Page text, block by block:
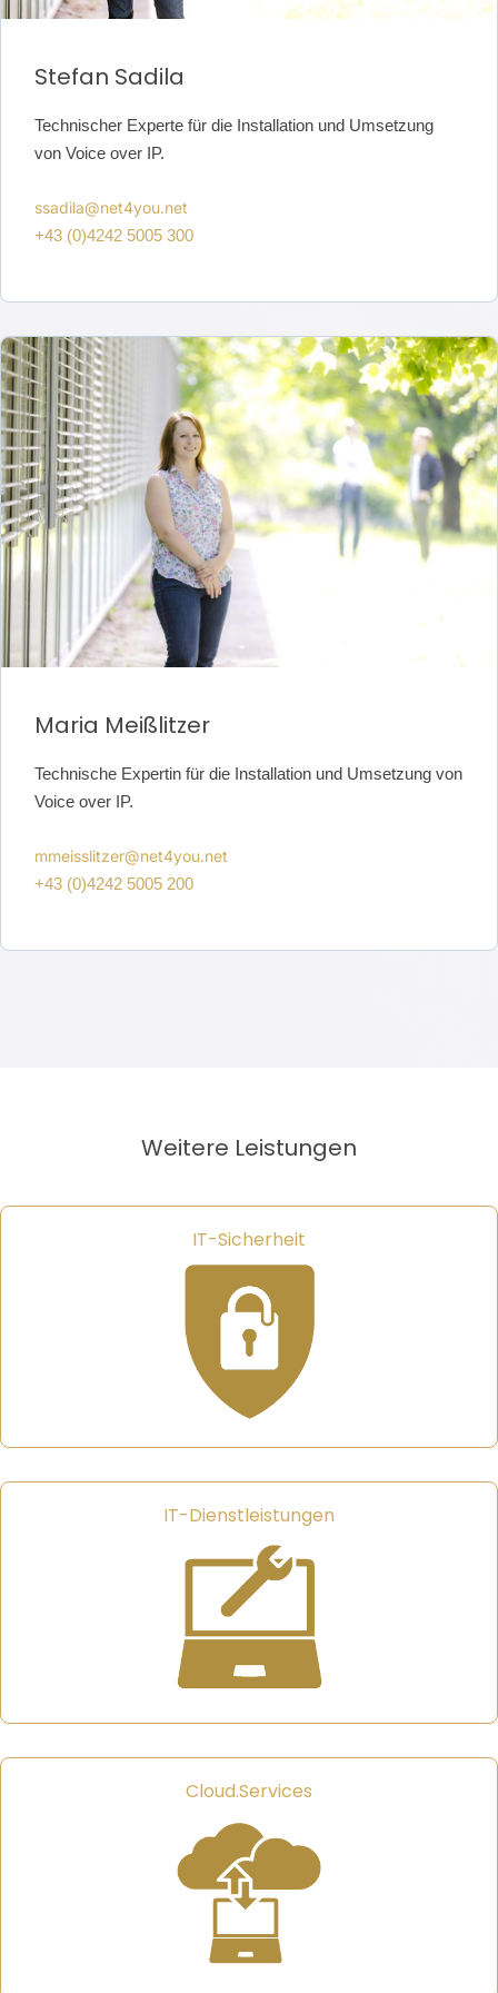
Stefan Sadila
Technischer Experte für die Installation und Umsetzung
von Voice over
IP.
ssadila@net4you.net
+43 (0)4242 5005 300
Maria Meißlitzer
Technische Expertin für die Installation und Umsetzung von
Voice over
IP.
mmeisslitzer@net4you.net
+43 (0)4242 5005 200
Weitere Leistungen
IT-Sicherheit
IT-Dienstleistungen
Cloud.Services